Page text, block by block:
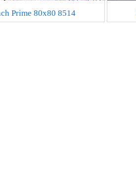
Prime 80x80 8514